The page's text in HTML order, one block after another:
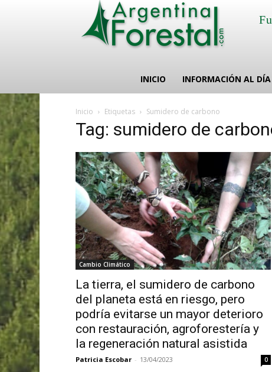
INICIO INFORMACIÓN AL DÍA
Inicio Etiquetas Sumidero de carbono
Tag: sumidero de
Cambio Climático
La tierra, el sumidero de carbono
del planeta está en riesgo, pero
podría evitarse un mayor deterioro
con restauración, agroforestería y
la regeneración natural asistida
Patricia Escobar - 13/04/2023 0